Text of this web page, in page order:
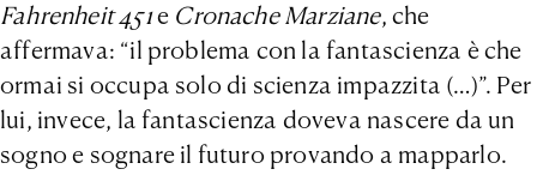
Fahrenheit 451e Cronache Marziane, che
affermava: “il problema con la fantascienza è che
ormai si occupa solo di scienza impazzita (…)”. Per
lui, invece, la fantascienza doveva nascere da un
sogno e sognare il futuro provando a mapparlo.